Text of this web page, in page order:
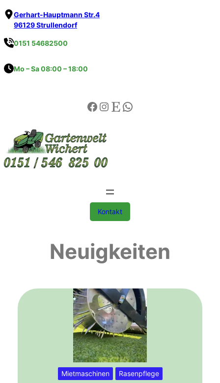
Gerhart-Hauptmann Str.4
96129 Strullendorf
0151 54682500
Mo – Sa 08:00 – 18:00
Kontakt
Neuigkeiten
Mietmaschinen Rasenpflege